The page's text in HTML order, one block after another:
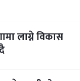
लाग्ने विकास